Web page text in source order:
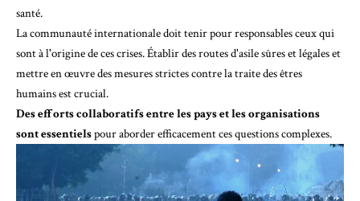
santé.
La communauté internationale doit tenir pour responsables ceux qui
sont à l'origine de ces crises. Établir des routes d'asile sûres et légales et
mettre en œuvre des mesures strictes contre la traite des êtres
humains est crucial.
Des efforts collaboratifs entre les pays et les organisations
sont essentielspour aborder efficacement ces questions complexes.